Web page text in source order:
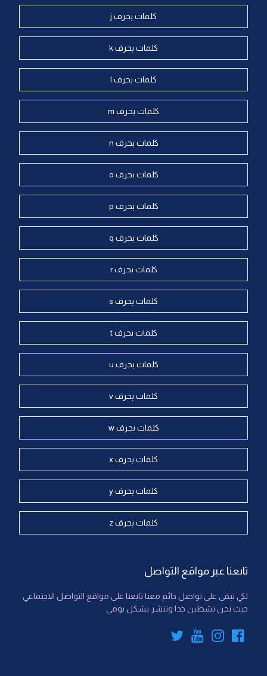
كلمات بحرف j
كلمات بحرف k
كلمات بحرف l
كلمات بحرف m
كلمات بحرف n
كلمات بحرف o
كلمات بحرف p
كلمات بحرف q
كلمات بحرف r
كلمات بحرف s
كلمات بحرف t
كلمات بحرف u
كلمات بحرف v
كلمات بحرف w
كلمات بحرف x
كلمات بحرف y
كلمات بحرف z
تابعنا عبر مواقع التواصل
لكي تبقى على تواصل دائم معنا تابعنا على مواقع التواصل الاجتماعي
حيث نحن نشطين جدا وننشر بشكل يومي